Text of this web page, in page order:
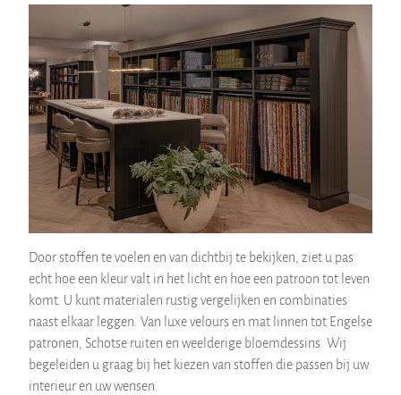
Door stoffen te voelen en van dichtbij te bekijken, ziet u pas
echt hoe een kleur valt in het licht en hoe een patroon tot leven
komt. U kunt materialen rustig vergelijken en combinaties
naast elkaar leggen. Van luxe velours en mat linnen tot Engelse
patronen, Schotse ruiten en weelderige bloemdessins. Wij
begeleiden u graag bij het kiezen van stoffen die passen bij uw
interieur en uw wensen.